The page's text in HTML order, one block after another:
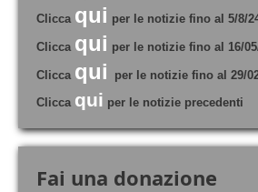
Clicca qui per le notizie fino al 5/8/
Clicca qui per le notizie fino al 16/
Clicca qui
per le notizie fino al 29/
Clicca qui per le notizie precedenti
Fai una donazione